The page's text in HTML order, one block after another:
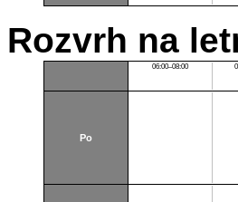
Rozvrh na
06:00–08:00
Po